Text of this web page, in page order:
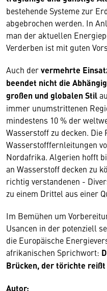
bestehende Systeme zur
abgebrochen werden. In
man der aktuellen
Verderben ist mit guten
Auch dervermehrte
beendet nicht die
großen und globalen Stil
immer unumstrittenen
mindestens 10 % der
Wasserstoff zu decken. Die
Wasserstofffernleitungen
Nordafrika. Algerien hofft
an Wasserstoff decken zu
richtig verstandenen -
zu einem Drittel aus einer
Im Bemühen um
Usancen in der potenziell
die Europäische
afrikanischen Sprichwort:
Brücken, der törichte reißt
Autor: